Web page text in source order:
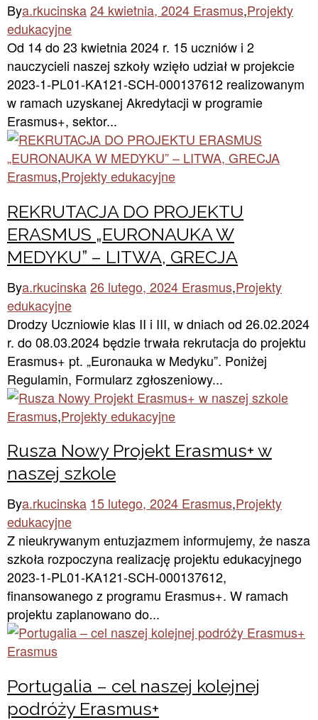
Bya.rkucinska24 kwietnia, 2024 Erasmus,Projekty
edukacyjne
Od 14 do 23 kwietnia 2024 r. 15 uczniów i 2
nauczycieli naszej szkoły wzięło udział w projekcie
2023-1-PL01-KA121-SCH-000137612 realizowanym
w ramach uzyskanej Akredytacji w programie
Erasmus+, sektor...
Erasmus,Projekty edukacyjne
REKRUTACJA DO PROJEKTU
ERASMUS „EURONAUKA W
MEDYKU” – LITWA, GRECJA
Bya.rkucinska26 lutego, 2024 Erasmus,Projekty
edukacyjne
Drodzy Uczniowie klas II i III, w dniach od 26.02.2024
r. do 08.03.2024 będzie trwała rekrutacja do projektu
Erasmus+ pt. „Euronauka w Medyku”. Poniżej
Regulamin, Formularz zgłoszeniowy...
Erasmus,Projekty edukacyjne
Rusza Nowy Projekt Erasmus+ w
naszej szkole
Bya.rkucinska 15 lutego, 2024 Erasmus,Projekty
edukacyjne
Z nieukrywanym entuzjazmem informujemy, że nasza
szkoła rozpoczyna realizację projektu edukacyjnego
2023-1-PL01-KA121-SCH-000137612,
finansowanego z programu Erasmus+. W ramach
projektu zaplanowano do...
Erasmus
Portugalia – cel naszej kolejnej
podróży Erasmus+